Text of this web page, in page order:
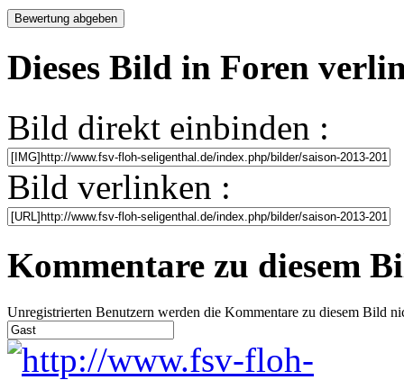
Dieses Bild in Foren
Bild direkt einbinden :
Bild verlinken :
Kommentare zu diesem
Unregistrierten Benutzern werden die Kommentare zu diesem Bild